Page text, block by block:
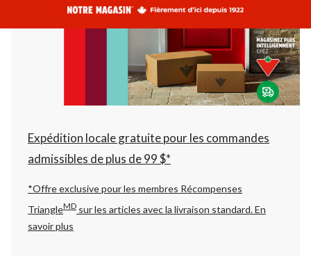
courament
Fermeture
à
22:00
cliquer
pour
changer
Expédition locale gratuite pour les commandes
admissibles de plus de 99 $*
*Offre exclusive pour les membres Récompenses
TriangleMD sur les articles avec la livraison standard.En
savoir plus